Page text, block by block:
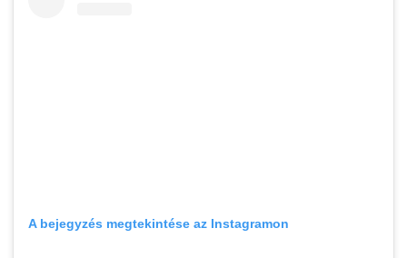
A bejegyzés megtekintése az Instagramon